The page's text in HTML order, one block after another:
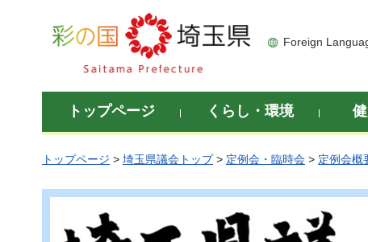
彩の国 埼玉県
Foreign
トップページ くらし・環境
トップページ > 埼玉県議会トップ> 定例会・臨時会 > 定例会概